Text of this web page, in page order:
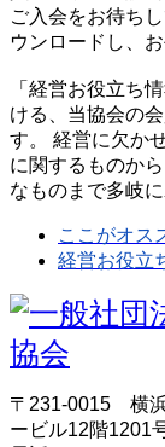
ご入会をお待ち
ウンロードし、
「経営お役立ち
ける、当協会の
す。 経営に欠か
に関するものか
なものまで多岐に
ここがオス
経営お役立
〒231-0015 横
ービル12階1201